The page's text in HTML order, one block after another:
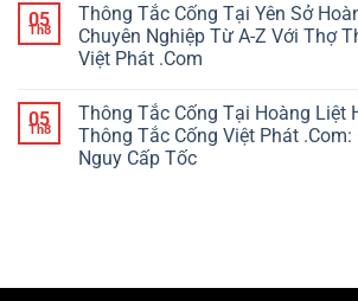
05
Th8
Thông Tắc Cống Tại Yên Sở
Chuyên Nghiệp Từ A-Z Với Thợ
Việt Phát .Com
05
Th8
Thông Tắc Cống Tại Hoàng Liệt
Thông Tắc Cống Việt Phát .Com:
Nguy Cấp Tốc